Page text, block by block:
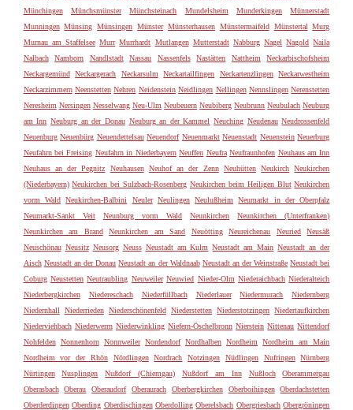
Münchingen
Münchsmünster Münchsteinach Mundelsheim Munderkingen
Münnerstadt
Munningen Münsing Münsingen Münster Münsterhausen Münstermaifeld Münstertal Murg
Murnau am Staffelsee Murr Murrhardt Mutlangen Mutterstadt Nabburg Nagel Nagold Naila
Nalbach
Namborn Nandlstadt Nassau Nassenfels Nastätten Nattheim
Neckarbischofsheim
Neckargemünd Neckargerach Neckarsulm Neckartailfingen Neckartenzlingen Neckarwestheim
Neckarzimmern Neenstetten Nehren Neidenstein Neidlingen Nellingen Nennslingen Nerenstetten
Neresheim Nersingen Nesselwang Neu-Ulm Neubeuern Neubiberg Neubrunn Neubulach Neuburg
am Inn Neuburg an der Donau Neuburg an der Kammel Neuching Neudenau Neudrossenfeld
Neuenburg Neuenbürg Neuendettelsau Neuendorf Neuenmarkt Neuenstadt Neuenstein Neuerburg
Neufahrn bei Freising Neufahrn in Niederbayern Neuffen Neufra Neufraunhofen Neuhaus am Inn
Neuhaus an der Pegnitz
Neuhausen Neuhof an der Zenn Neuhütten Neukirch Neukirchen
(Niederbayern) Neukirchen bei Sulzbach-Rosenberg Neukirchen beim Heiligen Blut Neukirchen
vorm Wald Neukirchen-Balbini Neuler Neulingen Neulußheim
Neumarkt in der Oberpfalz
Neumarkt-Sankt Veit
Neunburg vorm Wald Neunkirchen
Neunkirchen (Unterfranken)
Neunkirchen am Brand
Neunkirchen am Sand Neuötting Neureichenau Neuried
Neusäß
Neuschönau Neusitz Neusorg Neuss Neustadt am Kulm Neustadt am Main Neustadt an der
Aisch Neustadt an der Donau Neustadt an der Waldnaab Neustadt an der Weinstraße Neustadt bei
Coburg Neustetten Neutraubling Neuweiler Neuwied Nieder-Olm Niederaichbach Niederalteich
Niederbergkirchen
Niedereschach Niederfüllbach Niederlauer Niedermurach
Niedernberg
Niedernhall
Niederrieden Niederschönenfeld Niederstetten Niederstotzingen Niedertaufkirchen
Niederviehbach Niederwerrn Niederwinkling Niefern-Öschelbronn Nierstein Nittenau Nittendorf
Nohfelden Nonnenhorn Nonnweiler Nordendorf Nordhalben Nordheim
Nordheim am Main
Nordheim vor der Rhön
Nördlingen Nordrach Notzingen Nüdlingen Nufringen
Nürnberg
Nürtingen
Nusplingen Nußdorf (Chiemgau) Nußdorf am Inn Nußloch
Oberammergau
Oberasbach
Oberau Oberaudorf Oberaurach Oberbergkirchen Oberboihingen
Oberdachstetten
Oberderdingen Oberding Oberdischingen Oberdolling Oberelsbach Obergriesbach Obergröningen